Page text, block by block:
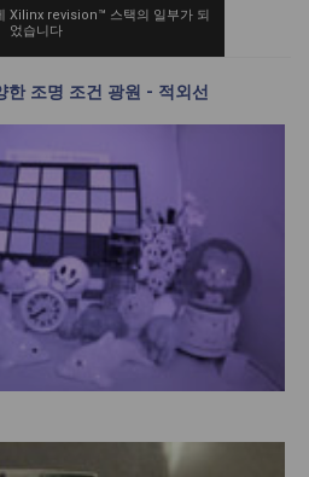
Xilinx revision™ 스택의 일부가 되
었습니다
한 조명 조건 광원 - 적외선